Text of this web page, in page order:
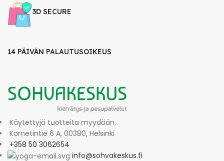
3D SECURE
14 PÄIVÄN PALAUTUSOIKEUS
Käytettyjä tuotteita myydään.
Kornetintie 6 A, 00380, Helsinki
+358 50 3062654
info@sohvakeskus.fi